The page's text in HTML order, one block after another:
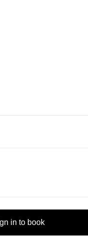
in to book